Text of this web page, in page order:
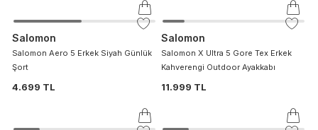
Salomon
Salomon Aero 5 Erkek Siyah Günlük
Şort
4.699 TL
Salomon
Salomon X Ultra 5 Gore Tex Erkek
Kahverengi Outdoor Ayakkabı
11.999 TL